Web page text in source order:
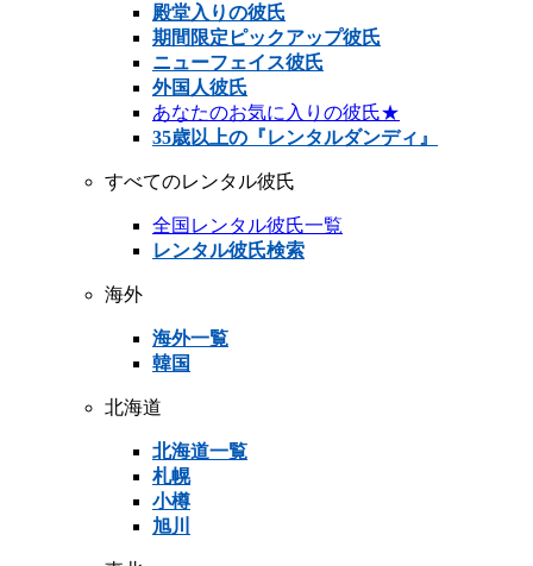
殿堂入りの彼氏
期間限定ピックアップ彼氏
ニューフェイス彼氏
外国人彼氏
あなたのお気に入りの彼氏★
35歳以上の『レンタルダンディ』
すべてのレンタル彼氏
全国レンタル彼氏一覧
レンタル彼氏検索
海外
海外一覧
韓国
北海道
北海道一覧
札幌
小樽
旭川